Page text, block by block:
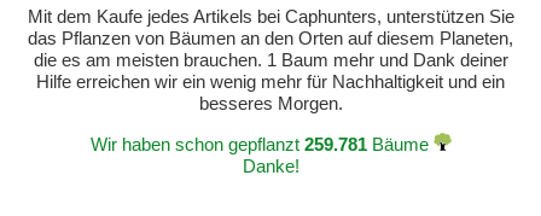
Mit dem Kaufe jedes Artikels bei Caphunters, unterstützen Sie
das Pflanzen von Bäumen an den Orten auf diesem Planeten,
die es am meisten brauchen. 1 Baum mehr und Dank deiner
Hilfe erreichen wir ein wenig mehr für Nachhaltigkeit und ein
besseres Morgen.
Wir haben schon gepflanzt 259.781Bäume
Danke!